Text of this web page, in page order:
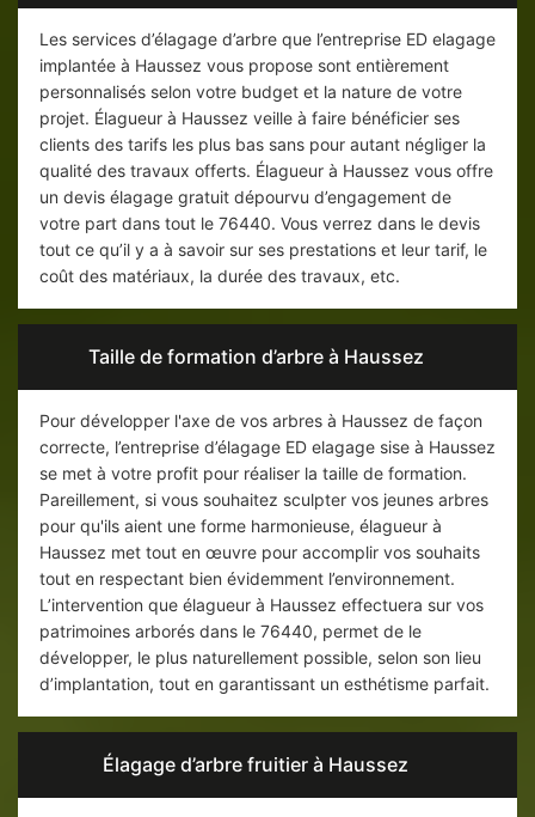
Les services d’élagage d’arbre que l’entreprise ED elagage
implantée à Haussez vous propose sont entièrement
personnalisés selon votre budget et la nature de votre
projet. Élagueur à Haussez veille à faire bénéficier ses
clients des tarifs les plus bas sans pour autant négliger la
qualité des travaux offerts. Élagueur à Haussez vous offre
un devis élagage gratuit dépourvu d’engagement de
votre part dans tout le 76440. Vous verrez dans le devis
tout ce qu’il y a à savoir sur ses prestations et leur tarif, le
coût des matériaux, la durée des travaux, etc.
Taille de formation d’arbre à Haussez
Pour développer l'axe de vos arbres à Haussez de façon
correcte, l’entreprise d’élagage ED elagage sise à Haussez
se met à votre profit pour réaliser la taille de formation.
Pareillement, si vous souhaitez sculpter vos jeunes arbres
pour qu'ils aient une forme harmonieuse, élagueur à
Haussez met tout en œuvre pour accomplir vos souhaits
tout en respectant bien évidemment l’environnement.
L’intervention que élagueur à Haussez effectuera sur vos
patrimoines arborés dans le 76440, permet de le
développer, le plus naturellement possible, selon son lieu
d’implantation, tout en garantissant un esthétisme parfait.
Élagage d’arbre fruitier à Haussez